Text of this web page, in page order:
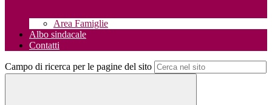
Area Famiglie
Albo sindacale
Contatti
Campo di ricerca per le pagine del sito